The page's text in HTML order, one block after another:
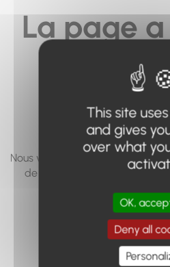
La page
vous
accéder
pas...
Nous vous invitons à utiliser le
de page, ou à utiliser le
Retour à
This site
and gives
over what
OK,
Deny all